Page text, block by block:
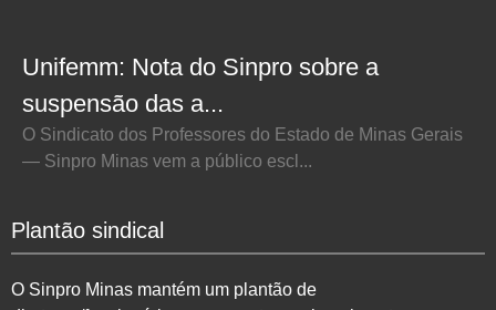
Unifemm: Nota do Sinpro sobre a
suspensão das a...
O Sindicato dos Professores do Estado de Minas Gerais
— Sinpro Minas vem a público escl...
Plantão sindical
O Sinpro Minas mantém um plantão de